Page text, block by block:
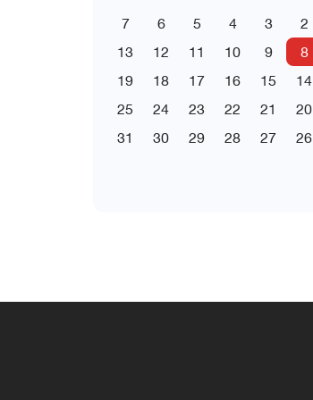
2
3
4
5
6
7
8
9
10
11
12
13
14
15
16
17
18
19
20
21
22
23
24
25
26
27
28
29
30
31